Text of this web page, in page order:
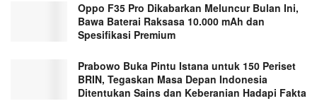
Oppo F35 Pro Dikabarkan Meluncur Bulan Ini,
Bawa Baterai Raksasa 10.000 mAh dan
Spesifikasi Premium
Prabowo Buka Pintu Istana untuk 150 Periset
BRIN, Tegaskan Masa Depan Indonesia
Ditentukan Sains dan Keberanian Hadapi Fakta